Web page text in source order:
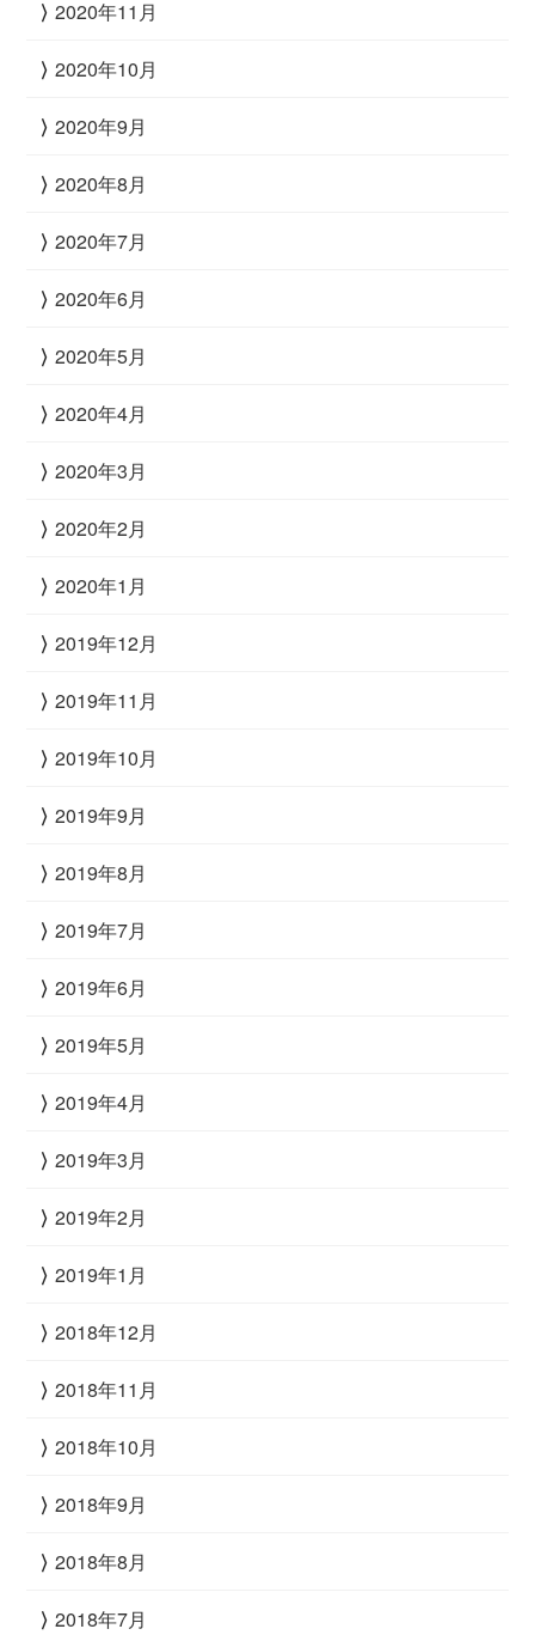
2020年11月
2020年10月
2020年9月
2020年8月
2020年7月
2020年6月
2020年5月
2020年4月
2020年3月
2020年2月
2020年1月
2019年12月
2019年11月
2019年10月
2019年9月
2019年8月
2019年7月
2019年6月
2019年5月
2019年4月
2019年3月
2019年2月
2019年1月
2018年12月
2018年11月
2018年10月
2018年9月
2018年8月
2018年7月